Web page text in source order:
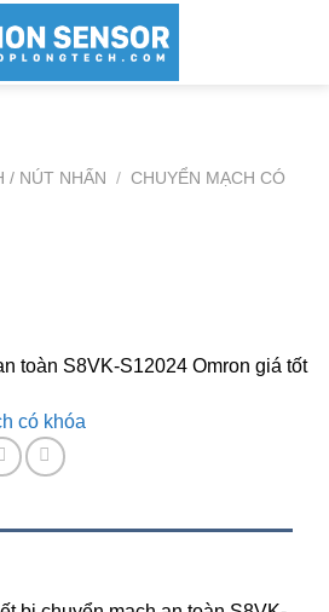
/ NÚT NHẤN / CHUYỂN MẠCH CÓ
toàn S8VK-S12024 Omron giá tốt
có khóa